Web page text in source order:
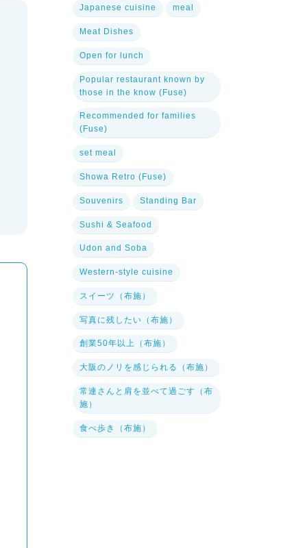
Japanese cuisine meal
Meat Dishes
Open for lunch
Popular restaurant known by
those in the know (Fuse)
Recommended for families
(Fuse)
set meal
Showa Retro (Fuse)
Souvenirs Standing Bar
Sushi & Seafood
Udon and Soba
Western-style cuisine
スイーツ（布施）
写真に残したい（布施）
創業50年以上（布施）
大阪のノリを感じられる（布施）
常連さんと肩を並べて過ごす（布
施）
食べ歩き（布施）